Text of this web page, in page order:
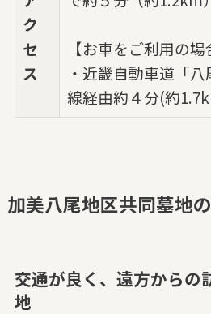
ク
セ
ス
【お車をご利用の場
・近畿自動車道「
線経由約４分(約
加美八尾地区共同墓地
交通が良く、遠方からの
地